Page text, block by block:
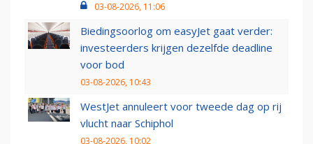
03-08-2026, 11:06
Biedingsoorlog om easyJet gaat verder:
investeerders krijgen dezelfde deadline
voor bod
03-08-2026, 10:43
WestJet annuleert voor tweede dag op rij
vlucht naar Schiphol
03-08-2026, 10:02